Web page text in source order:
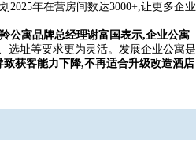
年在营房间数达3000+,让更多企业
公寓品牌总经理谢富国表示,企业公寓
选址等要求更为灵活。发展企业公寓是
获客能力下降,不再适合升级改造酒店